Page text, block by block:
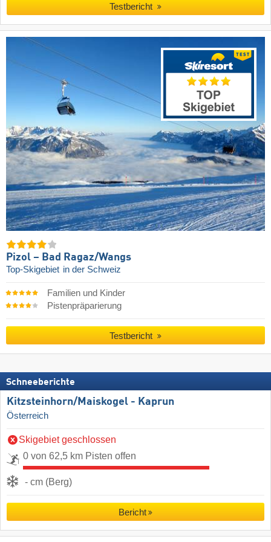
Testbericht
Pizol – Bad Ragaz/​Wangs
Top-Skigebiet in der Schweiz
Familien und Kinder
Pistenpräparierung
Testbericht
Schneeberichte
Kitzsteinhorn/​Maiskogel - Kaprun
Österreich
Skigebiet geschlossen
0 von 62,5 km Pisten offen
- cm (Berg)
Bericht